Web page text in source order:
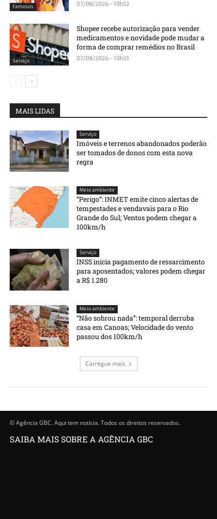
Famosos 07/08/2026 - 10h52
Serviço
Shopee recebe autorização para vender
medicamentos e novidade pode mudar a
forma de comprar remédios no Brasil
07/08/2026 - 10h33
MAIS LIDAS
Serviço
Imóveis e terrenos abandonados poderão
ser tomados de donos com esta nova
regra
Meio ambiente
“Perigo”: INMET emite cinco alertas de
tempestades e vendavais para o Rio
Grande do Sul; Ventos podem chegar a
100km/h
Serviço
INSS inicia pagamento de ressarcimento
para aposentados; valores podem chegar
a R$ 1.280
Meio ambiente
“Não sobrou nada”: temporal derruba
casa em Canoas; Velocidade do vento
passou dos 100km/h
Carregue mais
© Agência GBC. Aqui tem notícia. Todos os direitos reservados.
SAIBA MAIS SOBRE A AGÊNCIA GBC